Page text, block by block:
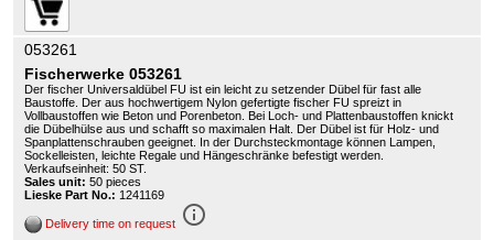
053261
Fischerwerke 053261
Der fischer Universaldübel FU ist ein leicht zu setzender Dübel für fast alle
Baustoffe. Der aus hochwertigem Nylon gefertigte fischer FU spreizt in
Vollbaustoffen wie Beton und Porenbeton. Bei Loch- und Plattenbaustoffen knickt
die Dübelhülse aus und schafft so maximalen Halt. Der Dübel ist für Holz- und
Spanplattenschrauben geeignet. In der Durchsteckmontage können Lampen,
Sockelleisten, leichte Regale und Hängeschränke befestigt werden.
Verkaufseinheit: 50 ST.
Sales unit: 50 pieces
Lieske Part No.: 1241169
Delivery time on request info_outline